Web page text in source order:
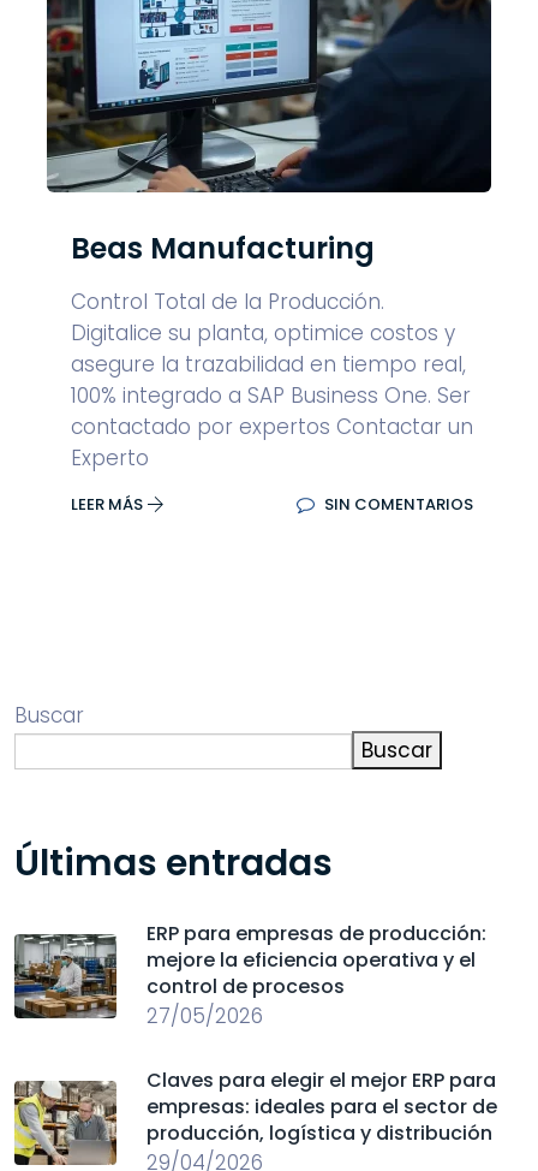
Beas Manufacturing
Control Total de la Producción.
Digitalice su planta, optimice costos y
asegure la trazabilidad en tiempo real,
100% integrado a SAP Business One. Ser
contactado por expertos Contactar un
Experto
LEER MÁS SIN COMENTARIOS
Buscar
Buscar
Últimas entradas
ERP para empresas de producción:
mejore la eficiencia operativa y el
control de procesos
27/05/2026
Claves para elegir el mejor ERP para
empresas: ideales para el sector de
producción, logística y distribución
29/04/2026